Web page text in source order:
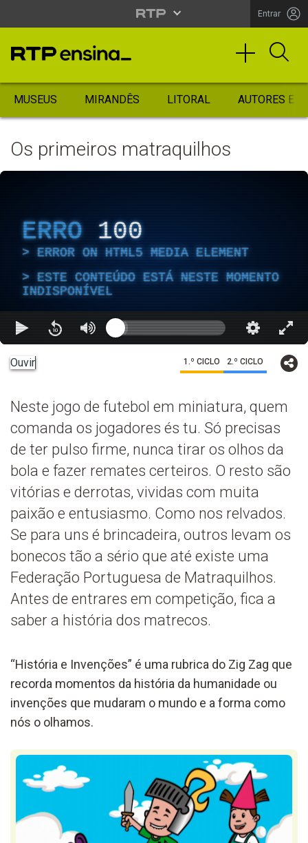
Entrar
MUSEUS MIRANDÊS LITORAL AUTORES
Os primeiros matraquilhos
ERRO 100
ERROR ON HTML5 MEDIA ELEMENT
ESTE CONTEÚDO ESTÁ NESTE MOMENTO
INDISPONÍVEL
Ouvir 1.º CICLO 2.º CICLO
Neste jogo de futebol em miniatura, quem
comanda os jogadores és tu. Só precisas
de ter pulso firme, nunca tirar os olhos da
bola e fazer remates certeiros. O resto são
vitórias e derrotas, vividas com muita
paixão e entusiasmo. Como nos relvados.
Se para uns é brincadeira, outros levam os
bonecos tão a sério que até existe uma
Federação Portuguesa de Matraquilhos.
Antes de entrares em competição, fica a
saber a história dos matrecos.
“História e Invenções” é uma rubrica do Zig Zag que
recorda momentos da história da humanidade ou
invenções que mudaram o mundo e a forma como
nós o olhamos.